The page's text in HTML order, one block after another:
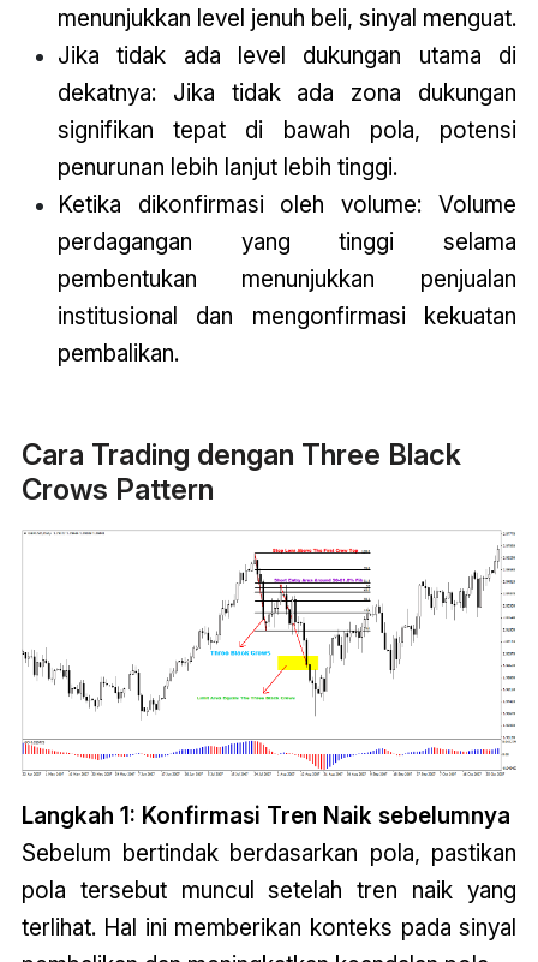
menunjukkan level jenuh beli, sinyal menguat.
Jika tidak ada level dukungan utama di
dekatnya: Jika tidak ada zona dukungan
signifikan tepat di bawah pola, potensi
penurunan lebih lanjut lebih tinggi.
Ketika dikonfirmasi oleh volume: Volume
perdagangan yang tinggi selama
pembentukan menunjukkan penjualan
institusional dan mengonfirmasi kekuatan
pembalikan.
Cara Trading dengan Three Black
Crows Pattern
Langkah 1: Konfirmasi Tren Naik sebelumnya
Sebelum bertindak berdasarkan pola, pastikan
pola tersebut muncul setelah tren naik yang
terlihat. Hal ini memberikan konteks pada sinyal